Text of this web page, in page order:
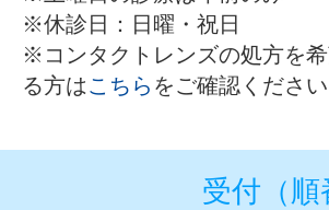
※休診日：日曜・祝日
※コンタクトレンズの処方を
る方はこちら をご確認ください
受付（